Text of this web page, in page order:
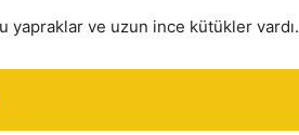
yapraklar ve uzun ince kütükler vardı.